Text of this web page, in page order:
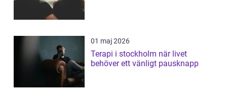
01 maj 2026
Terapi i stockholm när livet
behöver ett vänligt pausknapp